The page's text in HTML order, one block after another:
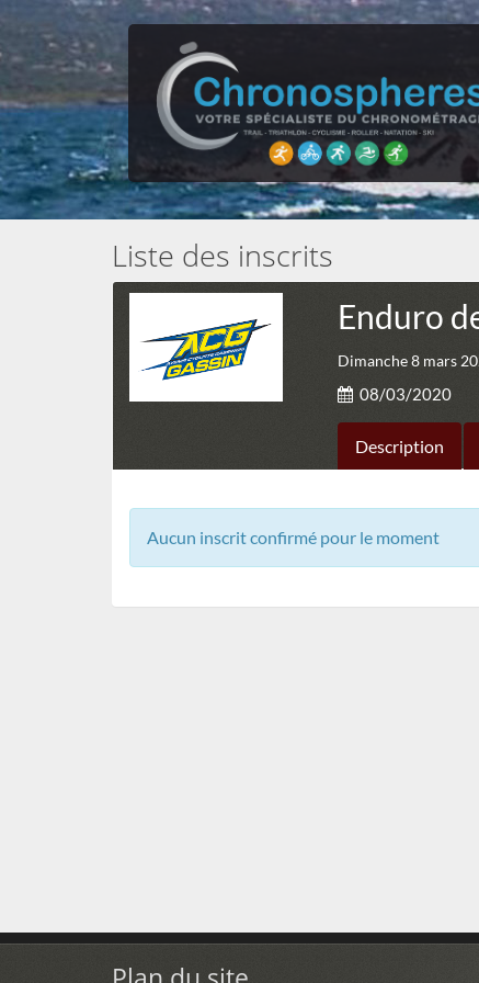
Liste des inscrits
Enduro
Dimanche 8 mars
08/03/2020
Description
Aucun inscrit confirmé pour le moment